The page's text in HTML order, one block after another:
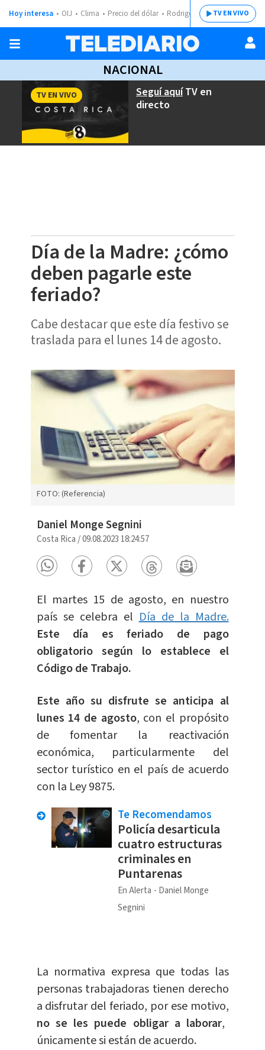
Hoy interesa OIJ Clima Precio del dólar Rodrigo ChavesTV EN VIVO
NACIONAL
Seguí aquíTV en
directo
TV EN VIVO
Día de la Madre: ¿cómo
deben pagarle este
feriado?
Cabe destacar que este día festivo se
traslada para el lunes 14 de agosto.
FOTO: (Referencia)
Daniel Monge Segnini
Costa Rica /09.08.2023 18:24:57
El martes 15 de agosto, en nuestro
país se celebra elDía de la Madre.
Este día es feriado de pago
obligatorio según lo establece el
Código de Trabajo.
Este año su disfrute se anticipa al
lunes 14 de agosto, con el propósito
de fomentar la reactivación
económica, particularmente del
sector turístico en el país de acuerdo
con la Ley 9875.
Te Recomendamos
Policía desarticula
cuatro estructuras
criminales en
Puntarenas
En Alerta
Daniel Monge
Segnini
La normativa expresa que todas las
personas trabajadoras tienen derecho
a disfrutar del feriado, por ese motivo,
no se les puede obligar a laborar,
únicamente si están de acuerdo.